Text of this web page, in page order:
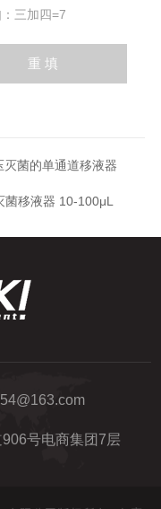
三加四=7
菌的单通道移液器
移液器 10-100μL
号电商集团7层